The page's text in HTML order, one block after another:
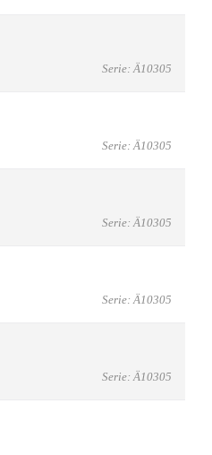
Serie: Ä10305
Serie: Ä10305
Serie: Ä10305
Serie: Ä10305
Serie: Ä10305